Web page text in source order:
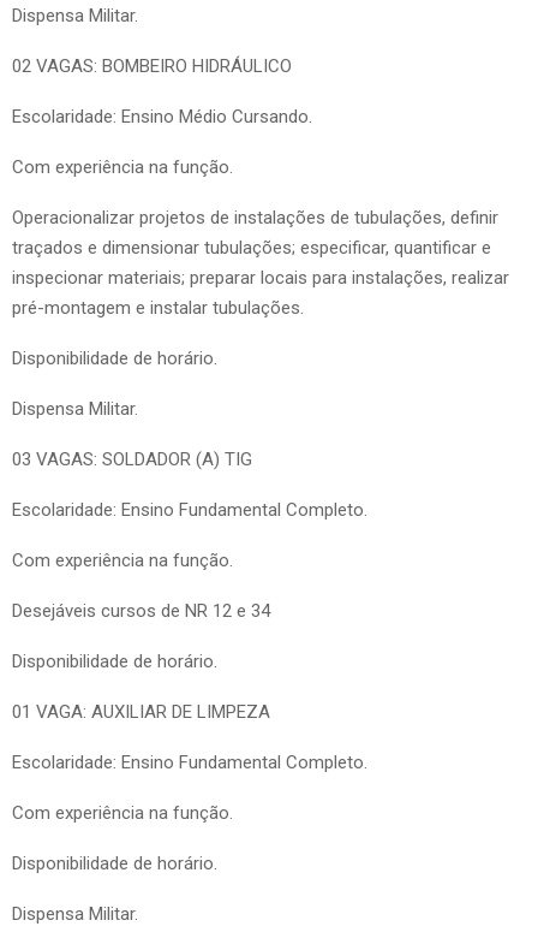
Dispensa Militar.
02 VAGAS: BOMBEIRO HIDRÁULICO
Escolaridade: Ensino Médio Cursando.
Com experiência na função.
Operacionalizar projetos de instalações de tubulações, definir
traçados e dimensionar tubulações; especificar, quantificar e
inspecionar materiais; preparar locais para instalações, realizar
pré-montagem e instalar tubulações.
Disponibilidade de horário.
Dispensa Militar.
03 VAGAS: SOLDADOR (A) TIG
Escolaridade: Ensino Fundamental Completo.
Com experiência na função.
Desejáveis cursos de NR 12 e 34
Disponibilidade de horário.
01 VAGA: AUXILIAR DE LIMPEZA
Escolaridade: Ensino Fundamental Completo.
Com experiência na função.
Disponibilidade de horário.
Dispensa Militar.